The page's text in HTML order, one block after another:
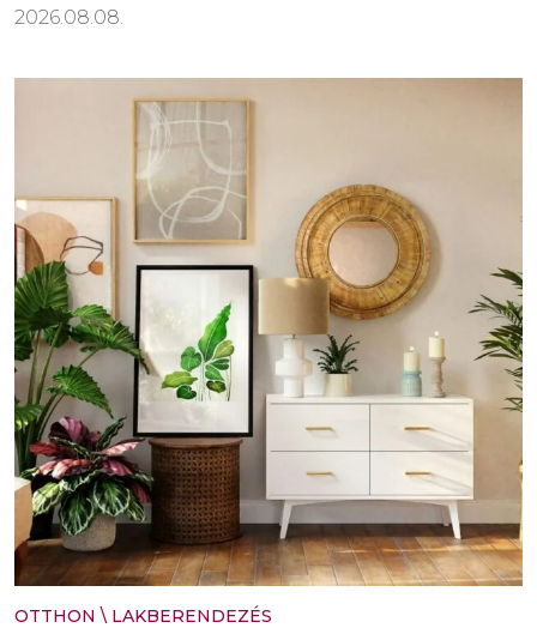
2026.08.08.
OTTHON \ LAKBERENDEZÉS